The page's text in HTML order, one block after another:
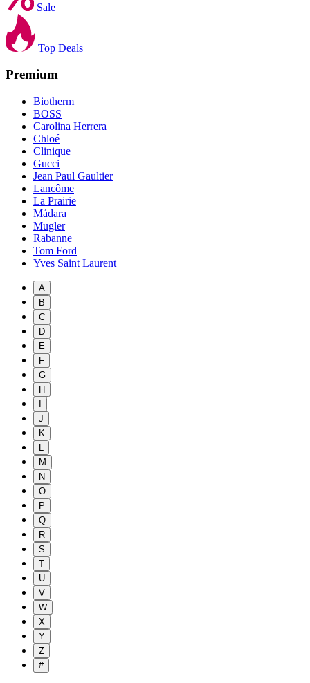
Sale
Top Deals
Premium
Biotherm
BOSS
Carolina Herrera
Chloé
Clinique
Gucci
Jean Paul Gaultier
Lancôme
La Prairie
Mádara
Mugler
Rabanne
Tom Ford
Yves Saint Laurent
A
B
C
D
E
F
G
H
J
K
L
M
N
O
P
Q
R
S
T
U
V
W
X
Y
Z
#